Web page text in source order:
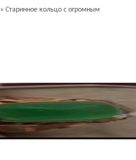
» Старинное кольцо с огромным